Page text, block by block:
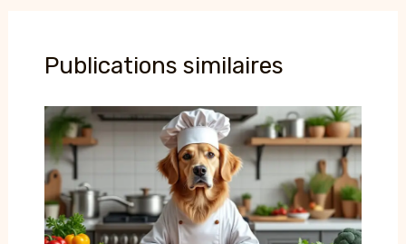
Publications similaires